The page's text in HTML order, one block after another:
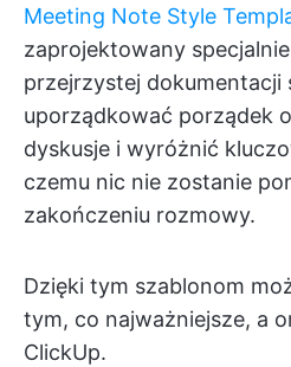
Meeting Note Style
zaprojektowany
przejrzystej dokumentacji
uporządkować porządek
dyskusje i wyróżnić
czemu nic nie zostanie
zakończeniu rozmowy.
Dzięki tym szablonom
tym, co najważniejsze, a
ClickUp.